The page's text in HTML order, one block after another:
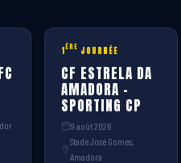
1ÈRE JOURNÉE
CF ESTRELA DA
AMADORA –
SPORTING CP
9 août 2026
Stade José Gomes,
Amadora